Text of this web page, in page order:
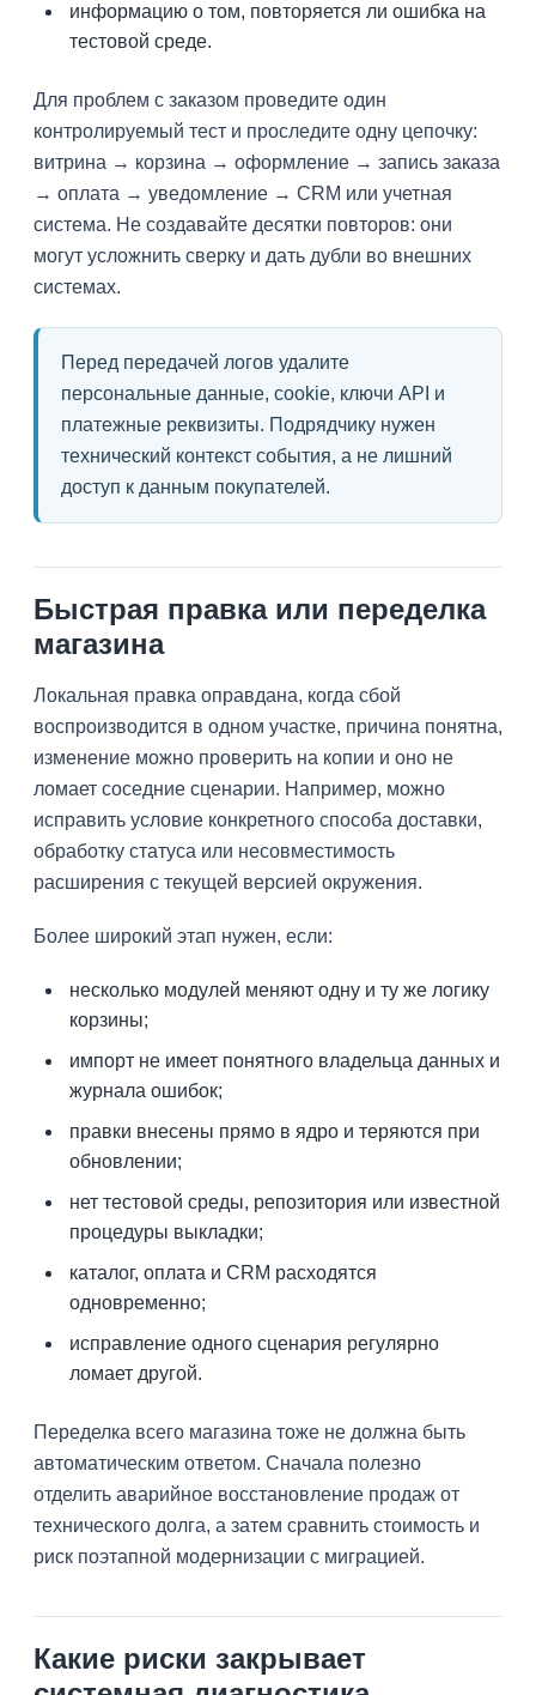
информацию о том, повторяется ли ошибка на
тестовой среде.
Для проблем с заказом проведите один
контролируемый тест и проследите одну цепочку:
витрина → корзина → оформление → запись заказа
→ оплата → уведомление → CRM или учетная
система. Не создавайте десятки повторов: они
могут усложнить сверку и дать дубли во внешних
системах.
Перед передачей логов удалите
персональные данные, cookie, ключи API и
платежные реквизиты. Подрядчику нужен
технический контекст события, а не лишний
доступ к данным покупателей.
Быстрая правка или переделка
магазина
Локальная правка оправдана, когда сбой
воспроизводится в одном участке, причина понятна,
изменение можно проверить на копии и оно не
ломает соседние сценарии. Например, можно
исправить условие конкретного способа доставки,
обработку статуса или несовместимость
расширения с текущей версией окружения.
Более широкий этап нужен, если:
несколько модулей меняют одну и ту же логику
корзины;
импорт не имеет понятного владельца данных и
журнала ошибок;
правки внесены прямо в ядро и теряются при
обновлении;
нет тестовой среды, репозитория или известной
процедуры выкладки;
каталог, оплата и CRM расходятся
одновременно;
исправление одного сценария регулярно
ломает другой.
Переделка всего магазина тоже не должна быть
автоматическим ответом. Сначала полезно
отделить аварийное восстановление продаж от
технического долга, а затем сравнить стоимость и
риск поэтапной модернизации с миграцией.
Какие риски закрывает